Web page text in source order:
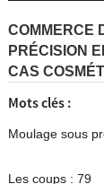
COMMERCE
PRÉCISION
CAS
Mots clés :
Moulage sous
Les coups : 79